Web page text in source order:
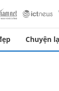
Chuyện lạ